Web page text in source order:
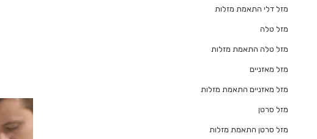
מזל דלי התאמת מזלות
מזל טלה
מזל טלה התאמת מזלות
מזל מאזניים
מזל מאזניים התאמת מזלות
מזל סרטן
מזל סרטן התאמת מזלות